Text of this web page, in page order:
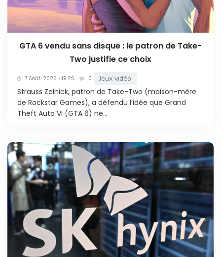
GTA 6 vendu sans disque : le patron de Take-
Two justifie ce choix
7 Août. 2026 • 19:26 0 Jeux vidéo
Strauss Zelnick, patron de Take-Two (maison-mère
de Rockstar Games), a défendu l’idée que Grand
Theft Auto VI (GTA 6) ne...